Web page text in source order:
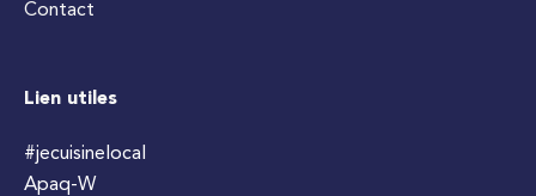
Contact
Lien utiles
#jecuisinelocal
Apaq-W